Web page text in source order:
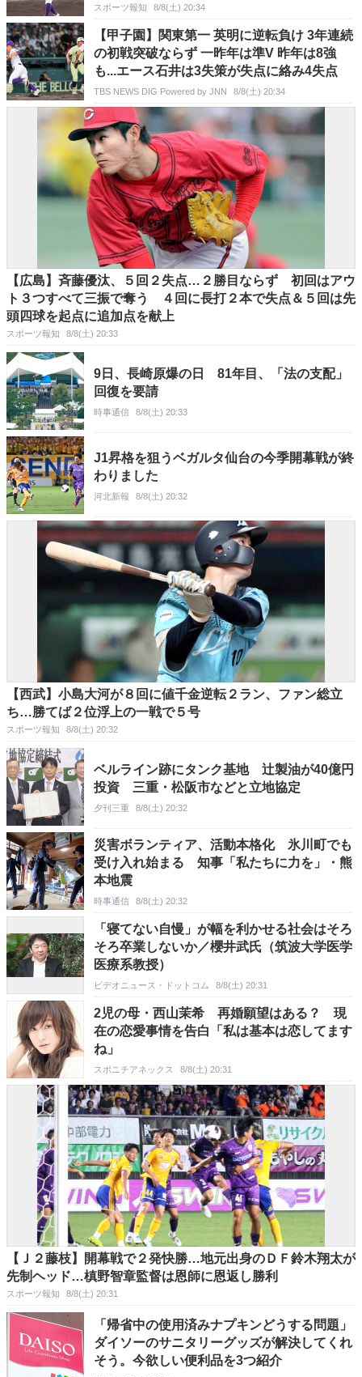
スポーツ報知 8/8(土) 20:34
【甲子園】関東第一 英明に逆転負け 3年連続
の初戦突破ならず 一昨年は準V 昨年は8強
も...エース石井は3失策が失点に絡み4失点
TBS NEWS DIG Powered by JNN 8/8(土) 20:34
【広島】斉藤優汰、５回２失点…２勝目ならず 初回はアウ
ト３つすべて三振で奪う ４回に長打２本で失点＆５回は先
頭四球を起点に追加点を献上
スポーツ報知 8/8(土) 20:33
9日、長崎原爆の日 81年目、「法の支配」
回復を要請
時事通信 8/8(土) 20:33
J1昇格を狙うベガルタ仙台の今季開幕戦が終
わりました
河北新報 8/8(土) 20:32
【西武】小島大河が８回に値千金逆転２ラン、ファン総立
ち…勝てば２位浮上の一戦で５号
スポーツ報知 8/8(土) 20:32
ベルライン跡にタンク基地 辻製油が40億円
投資 三重・松阪市などと立地協定
夕刊三重 8/8(土) 20:32
災害ボランティア、活動本格化 氷川町でも
受け入れ始まる 知事「私たちに力を」・熊
本地震
時事通信 8/8(土) 20:32
「寝てない自慢」が幅を利かせる社会はそろ
そろ卒業しないか／櫻井武氏（筑波大学医学
医療系教授）
ビデオニュース・ドットコム 8/8(土) 20:31
2児の母・西山茉希 再婚願望はある？ 現
在の恋愛事情を告白「私は基本は恋してます
ね」
スポニチアネックス 8/8(土) 20:31
【Ｊ２藤枝】開幕戦で２発快勝…地元出身のＤＦ鈴木翔太が
先制ヘッド…槙野智章監督は恩師に恩返し勝利
スポーツ報知 8/8(土) 20:31
「帰省中の使用済みナプキンどうする問題」
ダイソーのサニタリーグッズが解決してくれ
そう。今欲しい便利品を3つ紹介